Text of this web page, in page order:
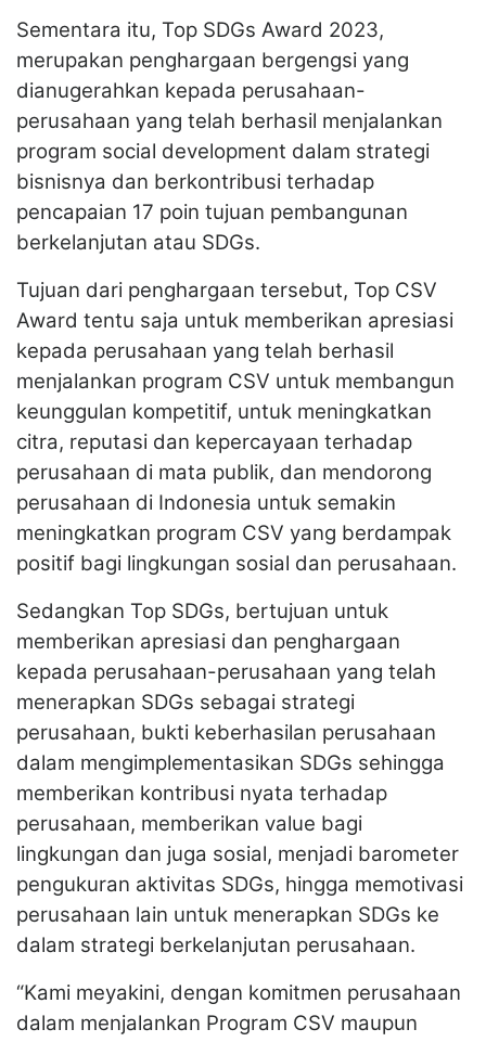
Sementara itu, Top SDGs Award 2023,
merupakan penghargaan bergengsi yang
dianugerahkan kepada perusahaan-
perusahaan yang telah berhasil menjalankan
program social development dalam strategi
bisnisnya dan berkontribusi terhadap
pencapaian 17 poin tujuan pembangunan
berkelanjutan atau SDGs.
Tujuan dari penghargaan tersebut, Top CSV
Award tentu saja untuk memberikan apresiasi
kepada perusahaan yang telah berhasil
menjalankan program CSV untuk membangun
keunggulan kompetitif, untuk meningkatkan
citra, reputasi dan kepercayaan terhadap
perusahaan di mata publik, dan mendorong
perusahaan di Indonesia untuk semakin
meningkatkan program CSV yang berdampak
positif bagi lingkungan sosial dan perusahaan.
Sedangkan Top SDGs, bertujuan untuk
memberikan apresiasi dan penghargaan
kepada perusahaan-perusahaan yang telah
menerapkan SDGs sebagai strategi
perusahaan, bukti keberhasilan perusahaan
dalam mengimplementasikan SDGs sehingga
memberikan kontribusi nyata terhadap
perusahaan, memberikan value bagi
lingkungan dan juga sosial, menjadi barometer
pengukuran aktivitas SDGs, hingga memotivasi
perusahaan lain untuk menerapkan SDGs ke
dalam strategi berkelanjutan perusahaan.
“Kami meyakini, dengan komitmen perusahaan
dalam menjalankan Program CSV maupun